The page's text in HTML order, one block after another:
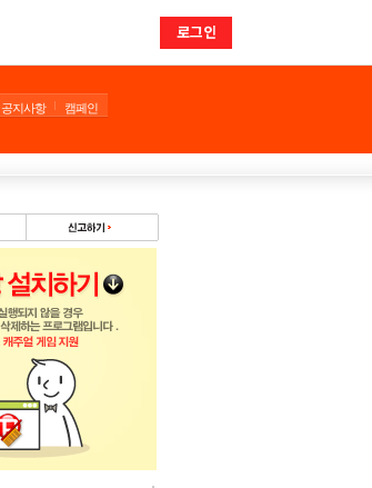
로그인
공지사항 캠페인